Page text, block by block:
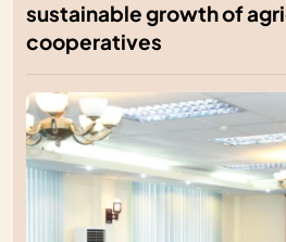
sustainable growth of
cooperatives